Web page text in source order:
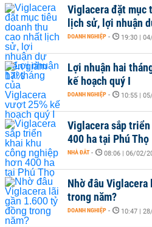
Viglacera đặt mục
lịch sử, lợi nhuận
DOANH NGHIỆP - 19:30 |
Lợi nhuận hai
kế hoạch quý I
DOANH NGHIỆP - 10:55 |
Viglacera sắp
400 ha tại Phú Thọ
NHÀ ĐẤT - 08:06 | 06/02/
Nhờ đâu
trong năm?
DOANH NGHIỆP - 10:47 |